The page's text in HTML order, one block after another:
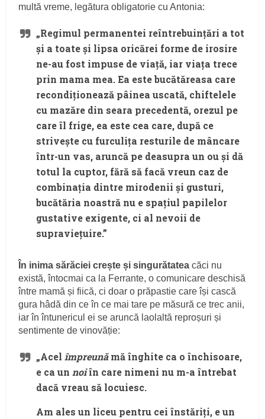
multă vreme, legătura obligatorie cu Antonia:
„Regimul permanentei reîntrebuințări a tot
și a toate și lipsa oricărei forme de irosire
ne-au fost impuse de viață, iar viața trece
prin mama mea. Ea este bucătăreasa care
recondiționează pâinea uscată, chiftelele
cu mazăre din seara precedentă, orezul pe
care îl frige, ea este cea care, după ce
strivește cu furculița resturile de mâncare
într-un vas, aruncă pe deasupra un ou și dă
totul la cuptor, fără să facă vreun caz de
combinația dintre mirodenii și gusturi,
bucătăria noastră nu e spațiul papilelor
gustative exigente, ci al nevoii de
supraviețuire.”
În inima sărăciei crește și singurătateacăci nu
există, întocmai ca la Ferrante, o comunicare deschisă
între mamă și fiică, ci doar o prăpastie care își cască
gura hâdă din ce în ce mai tare pe măsură ce trec anii,
iar în întunericul ei se aruncă laolaltă reproșuri și
sentimente de vinovăție:
„Acelîmpreunămă înghite ca o închisoare,
e ca unnoiîn care nimeni nu m-a întrebat
dacă vreau să locuiesc.
Am ales un liceu pentru cei înstăriți, e un